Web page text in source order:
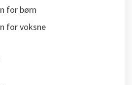
for børn
for voksne